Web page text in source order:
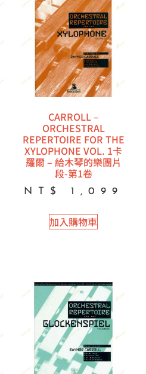
CARROLL –
ORCHESTRAL
REPERTOIRE FOR THE
XYLOPHONE VOL. 1卡
羅爾 – 給木琴的樂團片
段-第1卷
NT$ 1,099
加入購物車